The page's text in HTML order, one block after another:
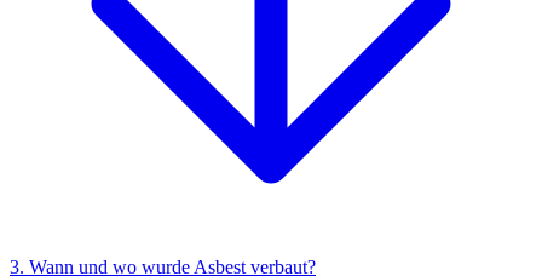
3. Wann und wo wurde Asbest verbaut?